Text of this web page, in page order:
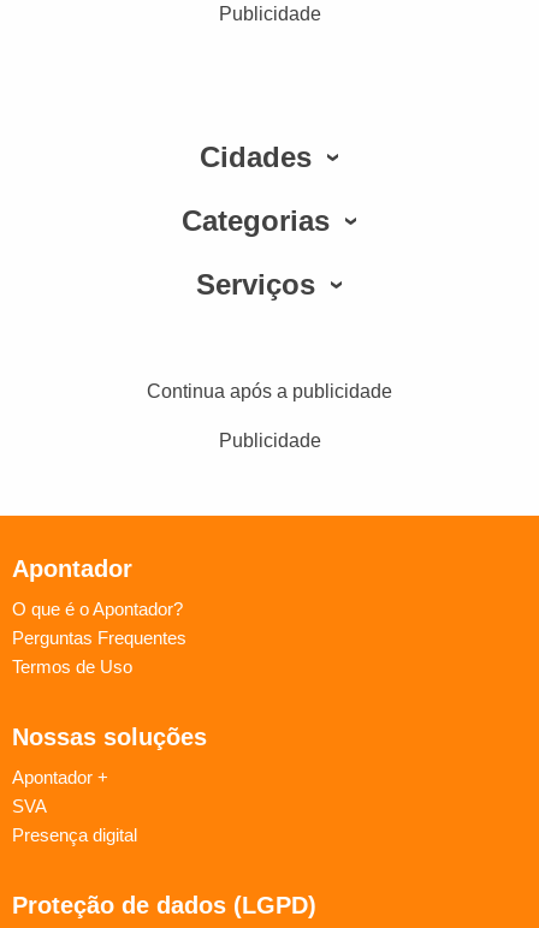
Publicidade
Cidades
Categorias
Serviços
Continua após a publicidade
Publicidade
Apontador
O que é o Apontador?
Perguntas Frequentes
Termos de Uso
Nossas soluções
Apontador +
SVA
Presença digital
Proteção de dados (LGPD)